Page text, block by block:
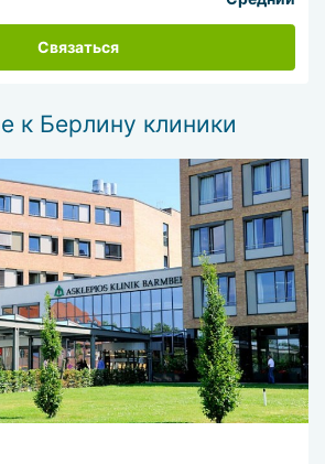
Связаться
к Берлину клиники